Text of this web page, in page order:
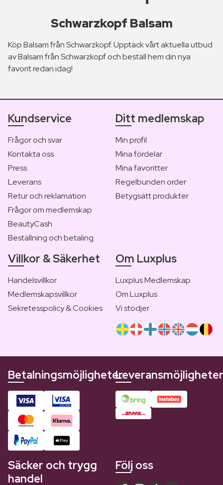
Schwarzkopf Balsam
Köp Balsam från Schwarzkopf. Upptäck vårt aktuella utbud
av Balsam från Schwarzkopf och beställ hem din nya
favorit redan idag!
Kundservice
Frågor och svar
Kontakta oss
Press
Leverans
Retur och reklamation
Frågor om medlemskap
BeautyCash
Beställning och betaling
Ditt medlemskap
Min profil
Mina fördelar
Mina favoritter
Regelbunden order
Betygsätt produkter
Villkor & Säkerhet
Handelsvillkor
Medlemskapsvillkor
Sekretesspolicy & Cookies
Om Luxplus
Luxplus Medlemskap
Om Luxplus
Vi stödjer
BetalningsmöjligheterLeveransmöjligheter
Säcker och trygg
handel
Följ oss